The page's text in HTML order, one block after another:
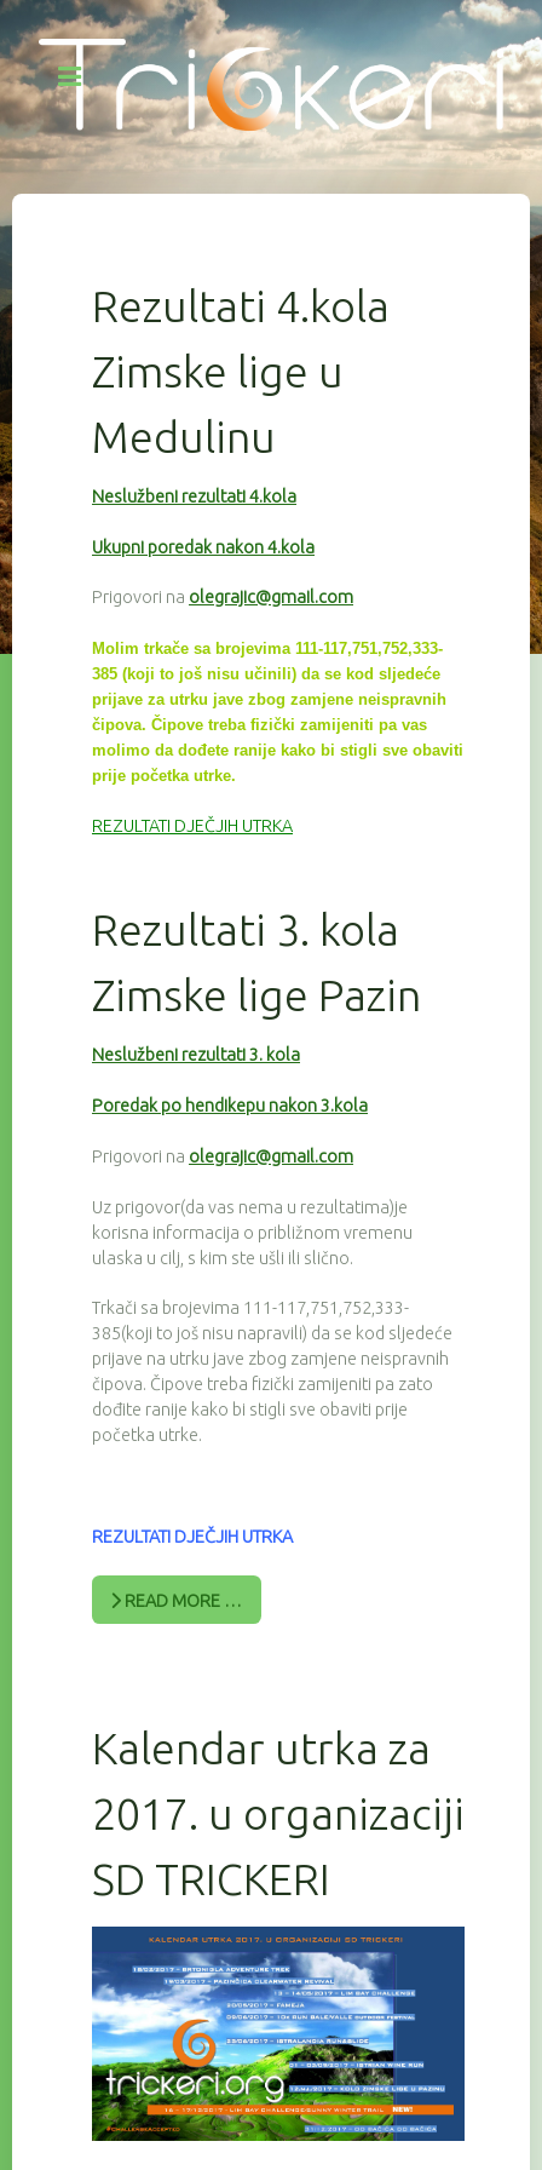
Rezultati 4.kola
Zimske lige u
Medulinu
Neslužbeni rezultati 4.kola
Ukupni poredak nakon 4.kola
Prigovori na olegrajic@gmail.com
Molim trkače sa brojevima 111-117,751,752,333-
385 (koji to još nisu učinili) da se kod sljedeće
prijave za utrku jave zbog zamjene neispravnih
čipova. Čipove treba fizički zamijeniti pa vas
molimo da dođete ranije kako bi stigli sve obaviti
prije početka utrke.
REZULTATI DJEČJIH UTRKA
Rezultati 3. kola
Zimske lige Pazin
Neslužbeni rezultati 3. kola
Poredak po hendikepu nakon 3.kola
Prigovori na olegrajic@gmail.com
Uz prigovor(da vas nema u rezultatima)je
korisna informacija o približnom vremenu
ulaska u cilj, s kim ste ušli ili slično.
Trkači sa brojevima 111-117,751,752,333-
385(koji to još nisu napravili) da se kod sljedeće
prijave na utrku jave zbog zamjene neispravnih
čipova. Čipove treba fizički zamijeniti pa zato
dođite ranije kako bi stigli sve obaviti prije
početka utrke.
REZULTATI DJEČJIH UTRKA
READ MORE …
Kalendar utrka za
2017. u organizaciji
SD TRICKERI